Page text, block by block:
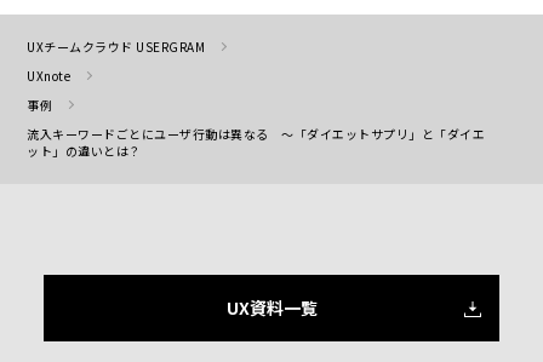
UXチームクラウド USERGRAM
UXnote
事例
流入キーワードごとにユーザ行動は異なる ～「ダイエットサプリ」と「ダイエ
ット」の違いとは？
UX資料一覧